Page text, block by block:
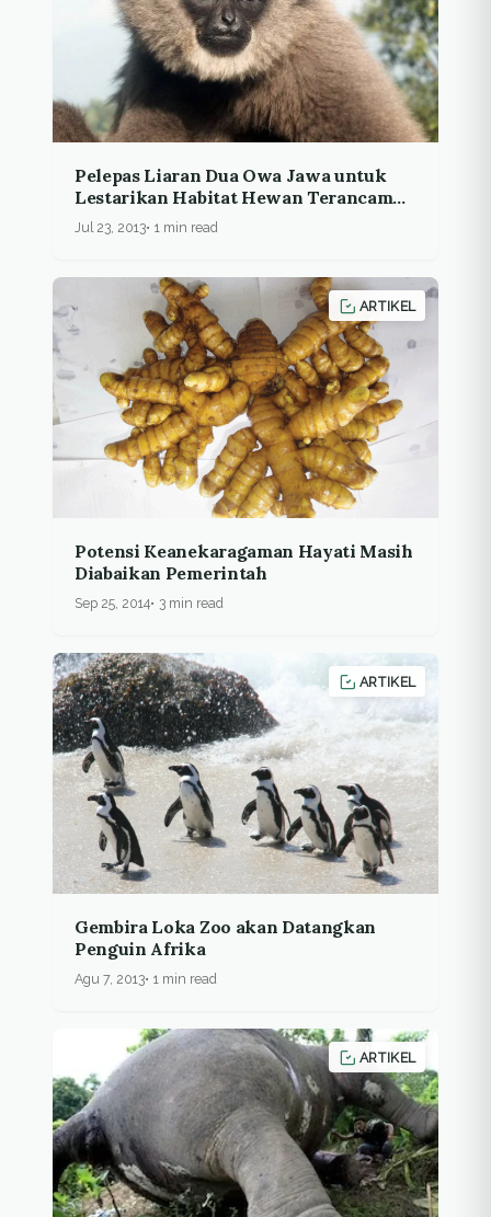
Pelepas Liaran Dua Owa Jawa untuk
Lestarikan Habitat Hewan Terancam
Punah
Jul 23, 2013 1 min read
ARTIKEL
Potensi Keanekaragaman Hayati Masih
Diabaikan Pemerintah
Sep 25, 2014 3 min read
ARTIKEL
Gembira Loka Zoo akan Datangkan
Penguin Afrika
Agu 7, 2013 1 min read
ARTIKEL